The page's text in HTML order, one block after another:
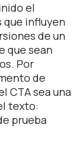
el
que influyen
de un
que sean
Por
de
CTA sea una
texto:
prueba